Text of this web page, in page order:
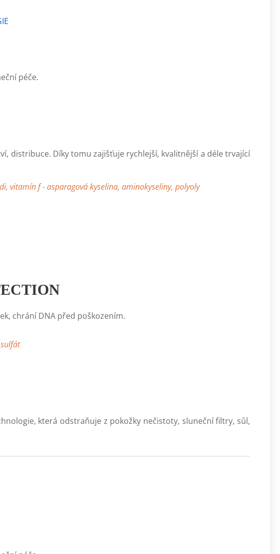
péče.
distribuce. Díky tomu zajišťuje rychlejší, kvalitnější a déle trvající
vitamín f - asparagová kyselina, aminokyseliny, polyoly
chrání DNA před poškozením.
odstraňuje z pokožky nečistoty, sluneční filtry, sůl,